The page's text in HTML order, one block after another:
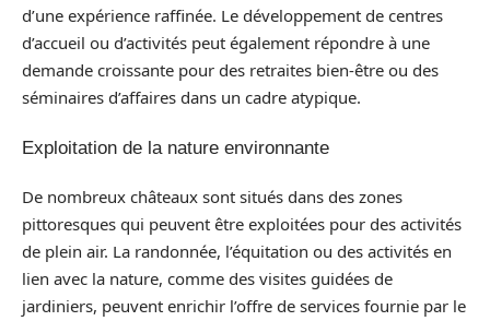
d’une expérience raffinée. Le développement de centres
d’accueil ou d’activités peut également répondre à une
demande croissante pour des retraites bien-être ou des
séminaires d’affaires dans un cadre atypique.
Exploitation de la nature environnante
De nombreux châteaux sont situés dans des zones
pittoresques qui peuvent être exploitées pour des activités
de plein air. La randonnée, l’équitation ou des activités en
lien avec la nature, comme des visites guidées de
jardiniers, peuvent enrichir l’offre de services fournie par le